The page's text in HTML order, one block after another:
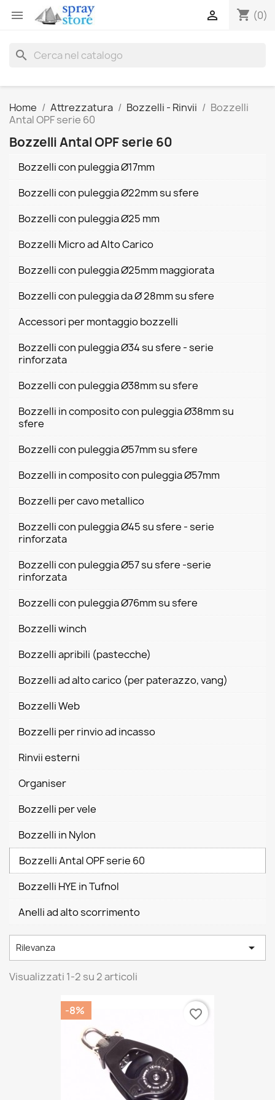
 shopping_cart (0)

search
Home Attrezzatura Bozzelli - Rinvii
Bozzelli
Antal OPF serie 60
Bozzelli Antal OPF serie 60
Bozzelli con puleggia Ø17mm
Bozzelli con puleggia Ø22mm su sfere
Bozzelli con puleggia Ø25 mm
Bozzelli Micro ad Alto Carico
Bozzelli con puleggia Ø25mm maggiorata
Bozzelli con puleggia da Ø 28mm su sfere
Accessori per montaggio bozzelli
Bozzelli con puleggia Ø34 su sfere - serie
rinforzata
Bozzelli con puleggia Ø38mm su sfere
Bozzelli in composito con puleggia Ø38mm su
sfere
Bozzelli con puleggia Ø57mm su sfere
Bozzelli in composito con puleggia Ø57mm
Bozzelli per cavo metallico
Bozzelli con puleggia Ø45 su sfere - serie
rinforzata
Bozzelli con puleggia Ø57 su sfere -serie
rinforzata
Bozzelli con puleggia Ø76mm su sfere
Bozzelli winch
Bozzelli apribili (pastecche)
Bozzelli ad alto carico (per paterazzo, vang)
Bozzelli Web
Bozzelli per rinvio ad incasso
Rinvii esterni
Organiser
Bozzelli per vele
Bozzelli in Nylon
Bozzelli Antal OPF serie 60
Bozzelli HYE in Tufnol
Anelli ad alto scorrimento
Rilevanza 
Visualizzati 1-2 su 2 articoli
-8% favorite_border